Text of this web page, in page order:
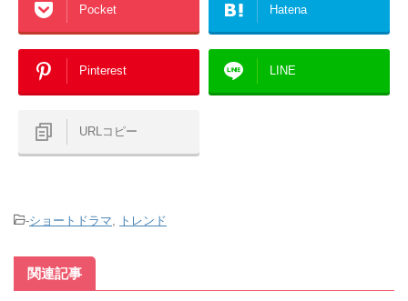
Pocket Hatena
Pinterest LINE
URLコピー
-ショートドラマ, トレンド
関連記事